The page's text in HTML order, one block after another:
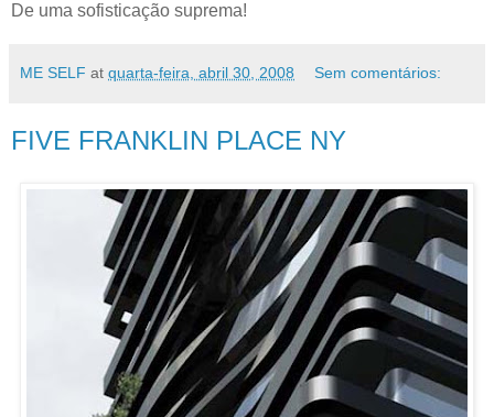
De uma sofisticação suprema!
ME SELF at quarta-feira, abril 30, 2008 Sem comentários:
FIVE FRANKLIN PLACE NY